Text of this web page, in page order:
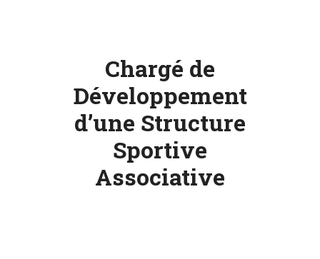
CONTACTER
Chargé de
Développement
d’une Structure
Sportive
Associative